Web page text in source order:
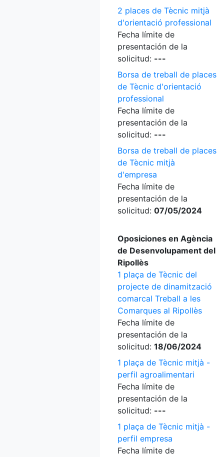
2 places de Tècnic mitjà
d'orientació professional
Fecha límite de
presentación de la
solicitud: ---
Borsa de treball de places
de Tècnic d'orientació
professional
Fecha límite de
presentación de la
solicitud: ---
Borsa de treball de places
de Tècnic mitjà
d'empresa
Fecha límite de
presentación de la
solicitud: 07/05/2024
Oposiciones en Agència
de Desenvolupament del
Ripollès
1 plaça de Tècnic del
projecte de dinamització
comarcal Treball a les
Comarques al Ripollès
Fecha límite de
presentación de la
solicitud: 18/06/2024
1 plaça de Tècnic mitjà -
perfil agroalimentari
Fecha límite de
presentación de la
solicitud: ---
1 plaça de Tècnic mitjà -
perfil empresa
Fecha límite de